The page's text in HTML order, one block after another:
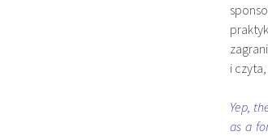
i
Yep,
as a